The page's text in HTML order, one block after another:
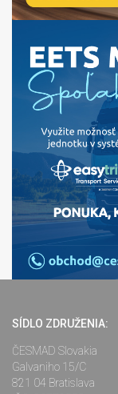
SÍDLO ZDRUŽENIA:
ČESMAD Slovakia
Galvaniho 15/C
821 04 Bratislava